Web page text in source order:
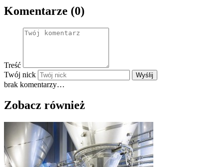
Komentarze (0)
Treść
Twój nick
Wyślij
brak komentarzy…
Zobacz również